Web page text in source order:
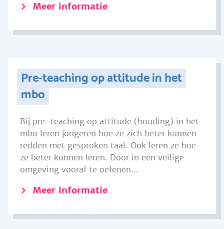
Meer informatie
Pre-teaching op attitude in het
mbo
Bij pre-teaching op attitude (houding) in het
mbo leren jongeren hoe ze zich beter kunnen
redden met gesproken taal. Ook leren ze hoe
ze beter kunnen leren. Door in een veilige
omgeving vooraf te oefenen...
Meer informatie